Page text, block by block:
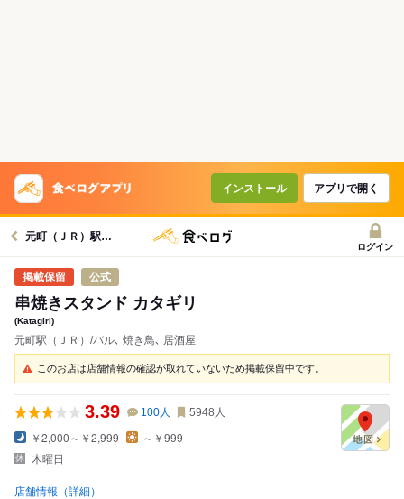
インストール アプリで開く
元町（ＪＲ）駅グルメへ
ログイン
公式
串焼きスタンド カタギリ
(Katagiri)
元町駅（ＪＲ）/バル､ 焼き鳥､ 居酒屋
このお店は店舗情報の確認が取れていないため掲載保留中です。
3.39 100人 5948 人
￥2,000～￥2,999
～￥999
木曜日
店舗情報（詳細）